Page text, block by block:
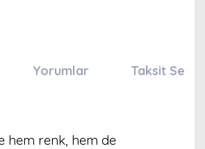
Yorumlar Taksit
hem renk, hem de